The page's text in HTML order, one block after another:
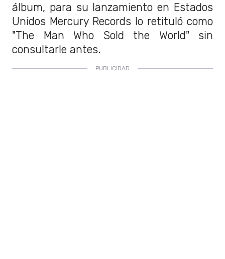
álbum, para su lanzamiento en Estados
Unidos Mercury Records lo retituló como
"The Man Who Sold the World" sin
consultarle antes.